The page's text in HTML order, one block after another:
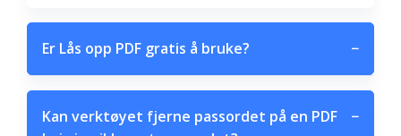
Er Lås opp PDF gratis å bruke? −
Kan verktøyet fjerne passordet på en PDF
−